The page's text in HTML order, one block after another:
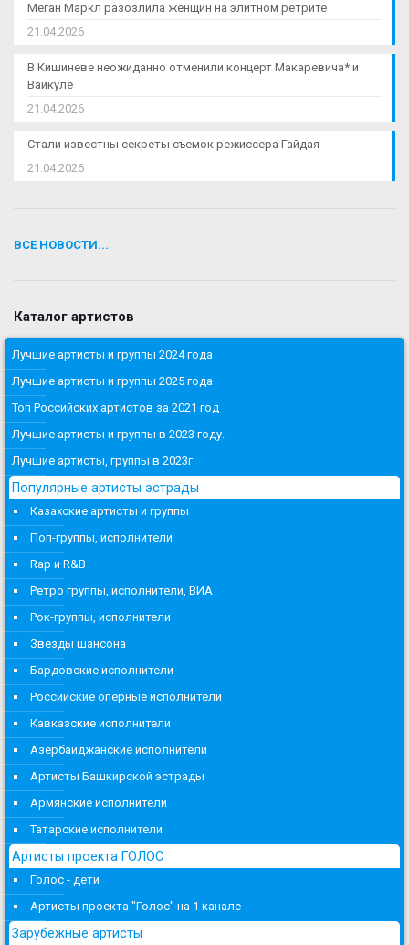
Меган Маркл разозлила женщин на элитном ретрите
21.04.2026
В Кишиневе неожиданно отменили концерт Макаревича* и
Вайкуле
21.04.2026
Стали известны секреты съемок режиссера Гайдая
21.04.2026
ВСЕ НОВОСТИ...
Каталог артистов
Лучшие артисты и группы 2024 года
Лучшие артисты и группы 2025 года
Топ Российских артистов за 2021 год
Лучшие артисты и группы в 2023 году.
Лучшие артисты, группы в 2023г.
Популярные артисты эстрады
Казахские артисты и группы
Поп-группы, исполнители
Rap и R&B
Ретро группы, исполнители, ВИА
Рок-группы, исполнители
Звезды шансона
Бардовские исполнители
Российские оперные исполнители
Кавказские исполнители
Азербайджанские исполнители
Артисты Башкирской эстрады
Армянские исполнители
Татарские исполнители
Артисты проекта ГОЛОС
Голос - дети
Артисты проекта "Голос" на 1 канале
Зарубежные артисты